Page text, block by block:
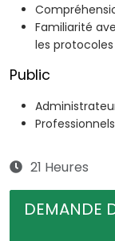
Familiarité
les
Public
21 Heures
DEMANDE